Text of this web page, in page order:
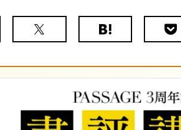
X（旧
は
ク
マ
ー
ク